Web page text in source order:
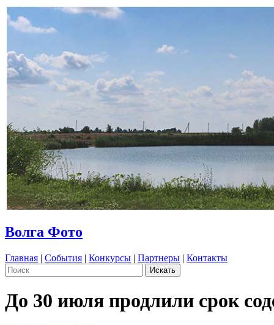
Волга Фото
Главная | События | Конкурсы | Партнеры | Контакты
До 30 июля продлили срок